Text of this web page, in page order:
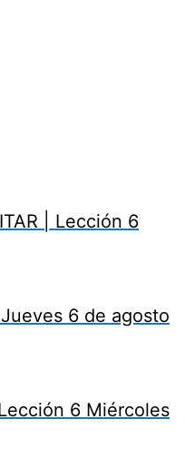
| Lección 6
Jueves 6 de agosto
6 Miércoles